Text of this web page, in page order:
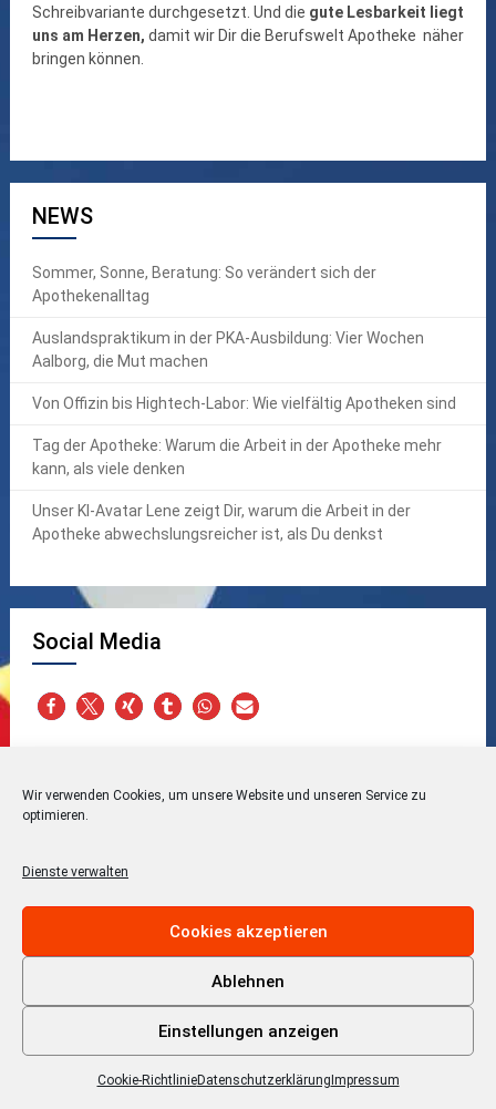
Wir verwenden Cookies, um unsere Website und unseren Service zu
optimieren.
Dienste verwalten
Cookies akzeptieren
Ablehnen
Einstellungen anzeigen
Cookie-RichtlinieDatenschutzerklärung Impressum
Schreibvariante durchgesetzt. Und die gute Lesbarkeit liegt
uns am Herzen, damit wir Dir die Berufswelt Apotheke näher
bringen können.
NEWS
Sommer, Sonne, Beratung: So verändert sich der
Apothekenalltag
Auslandspraktikum in der PKA-Ausbildung: Vier Wochen
Aalborg, die Mut machen
Von Offizin bis Hightech-Labor: Wie vielfältig Apotheken sind
Tag der Apotheke: Warum die Arbeit in der Apotheke mehr
kann, als viele denken
Unser KI-Avatar Lene zeigt Dir, warum die Arbeit in der
Apotheke abwechslungsreicher ist, als Du denkst
Social Media
Blog Gesundheits-Schnack
Apothekerkammer Hamburg
Kategorien